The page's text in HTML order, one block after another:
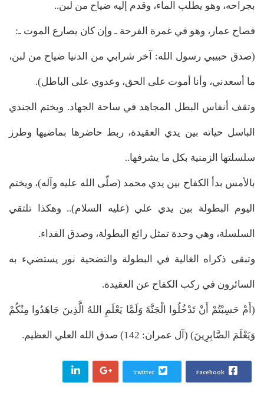
بجراحه، وهو يطلب الماء، وقدم إليه ضياح من لبن..
فصاح عمار، وهو في غمرة الفرحة ـ وإن كان يصارع الموت ـ:
(صدق حبيبي رسول الله: آخر شرابي من الدنيا ضياح من لبن،
ما أسعدني، وأنا أموت على الحق، وعدوي على الباطل).
وتقف أنفاس البطل المجاهد في ساحة الجهاد. ويختم الجندي
الباسل حياته بين يدي العقيدة، ربط حاضرها بماضيها وطرز
سلسلتها الزمنية بكل ما يشرفها..
بالأمس بدأ الكفاح بين يدي محمد (صلّى الله عليه وآله)، ويختم
اليوم البطولة بين يدي علي (عليه السلام).. وهكذا تلتقي
السلسلة، وهي وحدة تمثل رائع البطولة، وصدق الفداء.
وتبقى ذكراه الغالية في البطولة والتضحية نور يستضيء به
السائرون في ركب الكفاح عن العقيدة.
(أَمْ حَسِبْتُمْ أَنْ تَدْخُلُوا الْجَنَّةَ وَلَمَّا يَعْلَمِ اللهُ الَّذِينَ جَاهَدُوا مِنْكُمْ
وَيَعْلَمَ الصَّابِرِينَ) (آل عمران: 142) صدق الله العلي العظيم.